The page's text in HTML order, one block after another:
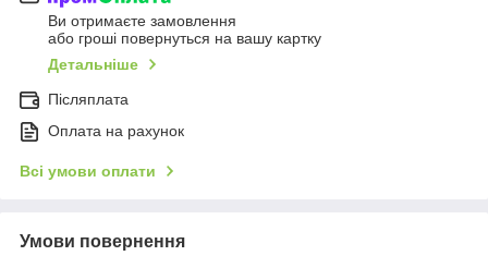
Ви отримаєте замовлення
або гроші повернуться на вашу картку
Детальніше
Післяплата
Оплата на рахунок
Всі умови оплати
Умови повернення